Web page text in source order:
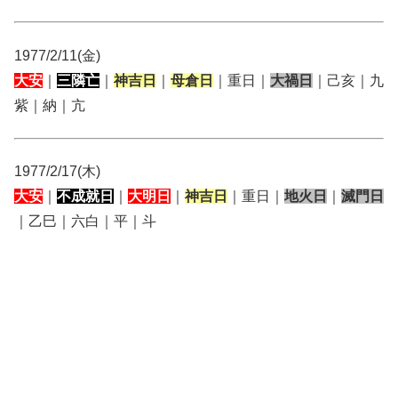
1977/2/11(金)
大安
三隣亡 神吉日 母倉日 ｜重日｜ 大禍日
｜己亥｜九
紫｜納｜亢
1977/2/17(木)
大安
不成就日 大明日 神吉日 ｜重日｜ 地火日
滅門日
｜乙巳｜六白｜平｜斗